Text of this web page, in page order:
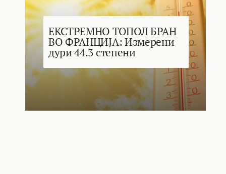
ЕКСТРЕМНО ТОПОЛ БРАН
ВО ФРАНЦИЈА: Измерени
дури 44.3 степени